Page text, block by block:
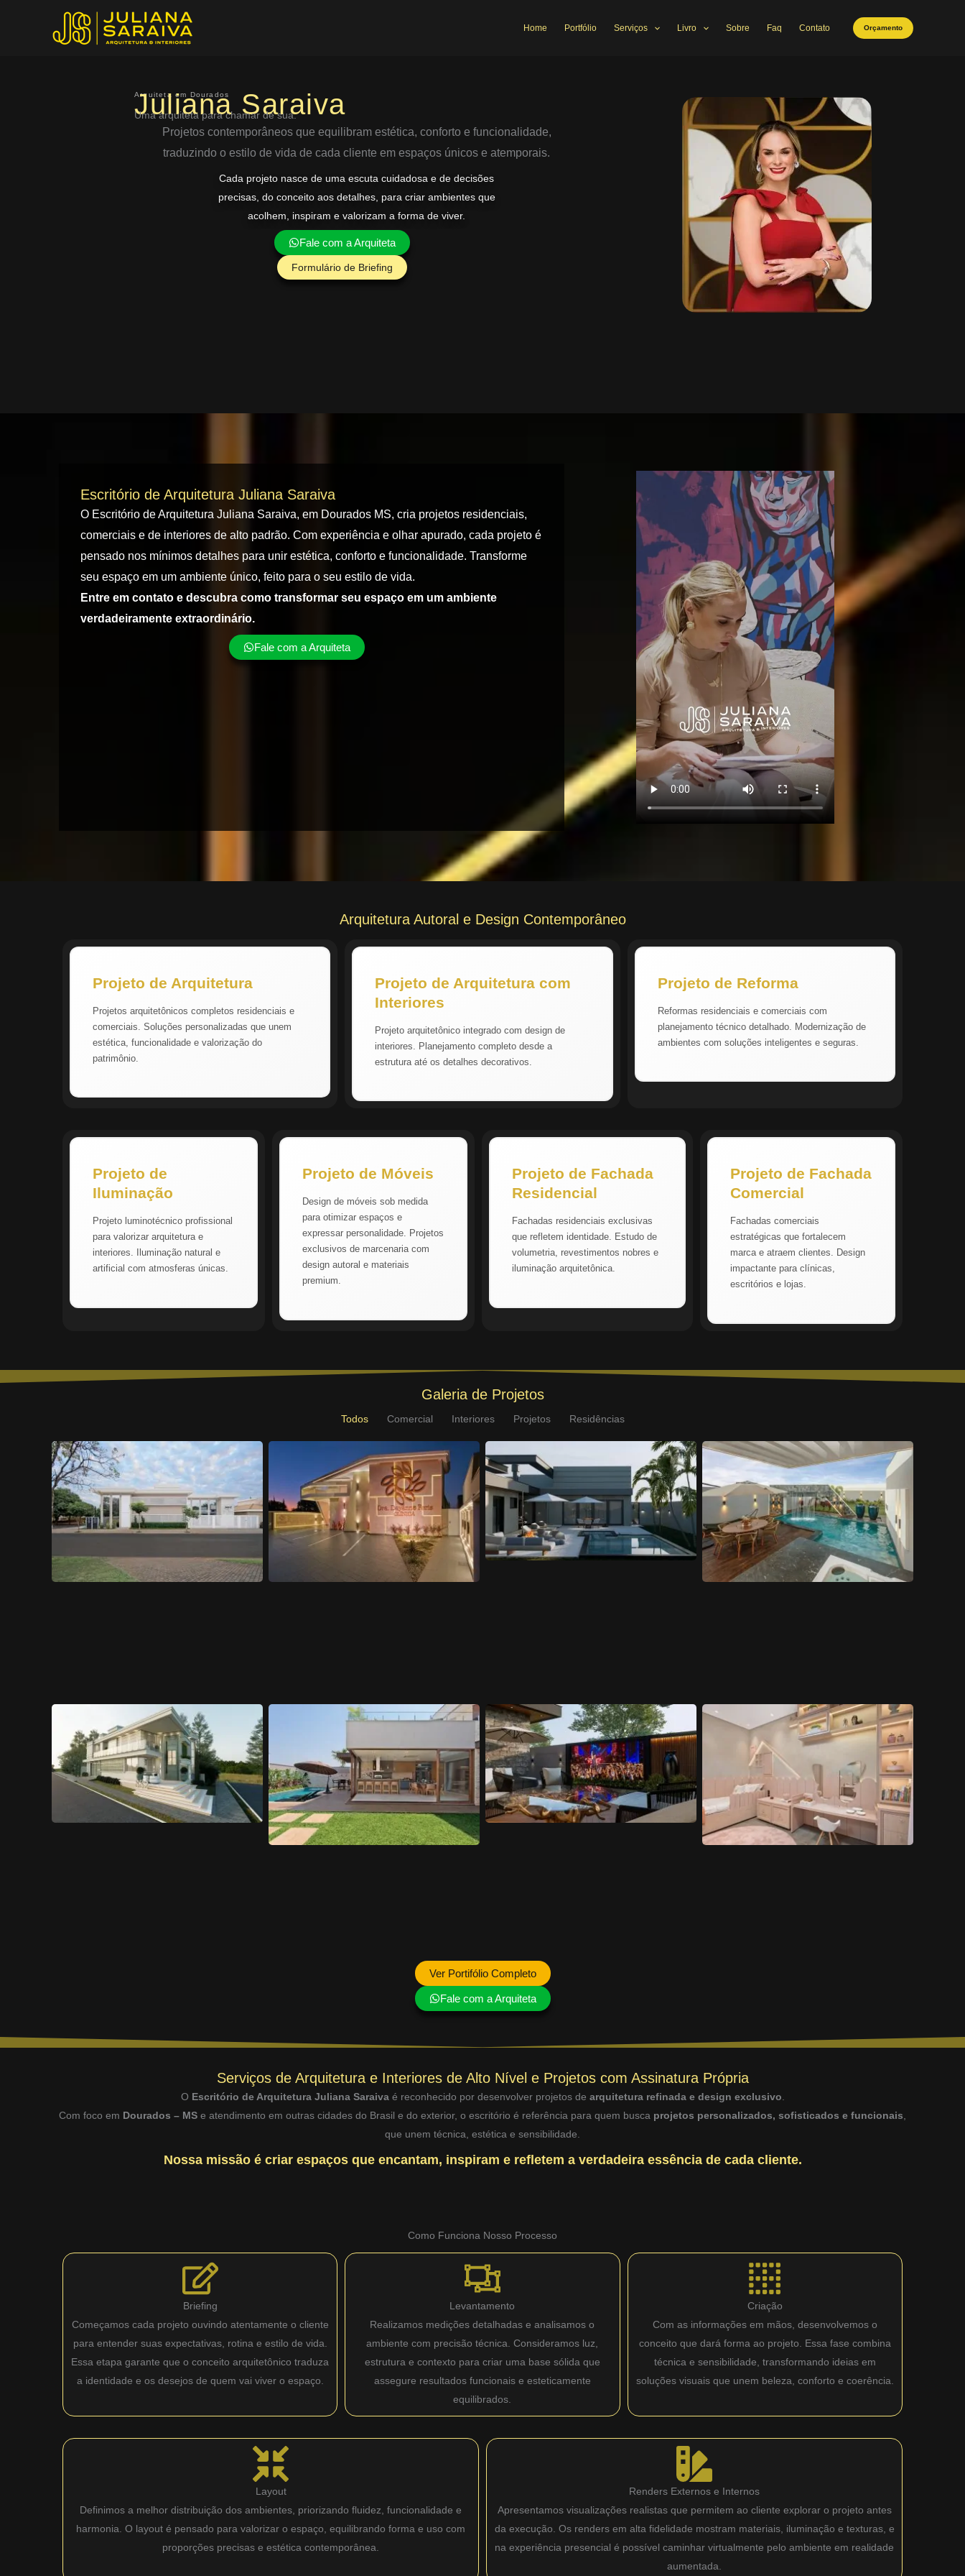
Home Portfólio Serviços Livro Sobre Faq Contato Orçamento
Arquiteta em Dourados
Juliana Saraiva
Uma arquiteta para chamar de sua.
Projetos contemporâneos que equilibram estética, conforto e funcionalidade,
traduzindo o estilo de vida de cada cliente em espaços únicos e atemporais.
Cada projeto nasce de uma escuta cuidadosa e de decisões
precisas, do conceito aos detalhes, para criar ambientes que
acolhem, inspiram e valorizam a forma de viver.
Fale com a Arquiteta
Formulário de Briefing
Escritório de Arquitetura Juliana Saraiva
O Escritório de Arquitetura Juliana Saraiva, em Dourados MS, cria projetos residenciais,
comerciais e de interiores de alto padrão. Com experiência e olhar apurado, cada projeto é
pensado nos mínimos detalhes para unir estética, conforto e funcionalidade. Transforme
seu espaço em um ambiente único, feito para o seu estilo de vida.
Entre em contato e descubra como transformar seu espaço em um ambiente
verdadeiramente extraordinário.
Fale com a Arquiteta
Arquitetura Autoral e Design Contemporâneo
Projeto de Arquitetura
Projetos arquitetônicos completos residenciais e
comerciais. Soluções personalizadas que unem
estética, funcionalidade e valorização do
patrimônio.
Projeto de Arquitetura com
Interiores
Projeto arquitetônico integrado com design de
interiores. Planejamento completo desde a
estrutura até os detalhes decorativos.
Projeto de Reforma
Reformas residenciais e comerciais com
planejamento técnico detalhado. Modernização de
ambientes com soluções inteligentes e seguras.
Projeto de
Iluminação
Projeto luminotécnico profissional
para valorizar arquitetura e
interiores. Iluminação natural e
artificial com atmosferas únicas.
Projeto de Móveis
Design de móveis sob medida
para otimizar espaços e
expressar personalidade. Projetos
exclusivos de marcenaria com
design autoral e materiais
premium.
Projeto de Fachada
Residencial
Fachadas residenciais exclusivas
que refletem identidade. Estudo de
volumetria, revestimentos nobres e
iluminação arquitetônica.
Projeto de Fachada
Comercial
Fachadas comerciais
estratégicas que fortalecem
marca e atraem clientes. Design
impactante para clínicas,
escritórios e lojas.
Galeria de Projetos
Todos Comercial Interiores Projetos Residências
Ver Portifólio Completo
Fale com a Arquiteta
Serviços de Arquitetura e Interiores de Alto Nível e Projetos com Assinatura Própria
O Escritório de Arquitetura Juliana Saraivaé reconhecido por desenvolver projetos de arquitetura refinada e design exclusivo.
Com foco em Dourados – MS e atendimento em outras cidades do Brasil e do exterior, o escritório é referência para quem busca projetos personalizados, sofisticados e funcionais,
que unem técnica, estética e sensibilidade.
Nossa missão é criar espaços que encantam, inspiram e refletem a verdadeira essência de cada cliente.
Como Funciona Nosso Processo
Briefing
Começamos cada projeto ouvindo atentamente o cliente
para entender suas expectativas, rotina e estilo de vida.
Essa etapa garante que o conceito arquitetônico traduza
a identidade e os desejos de quem vai viver o espaço.
Levantamento
Realizamos medições detalhadas e analisamos o
ambiente com precisão técnica. Consideramos luz,
estrutura e contexto para criar uma base sólida que
assegure resultados funcionais e esteticamente
equilibrados.
Criação
Com as informações em mãos, desenvolvemos o
conceito que dará forma ao projeto. Essa fase combina
técnica e sensibilidade, transformando ideias em
soluções visuais que unem beleza, conforto e coerência.
Layout
Definimos a melhor distribuição dos ambientes, priorizando fluidez, funcionalidade e
harmonia. O layout é pensado para valorizar o espaço, equilibrando forma e uso com
proporções precisas e estética contemporânea.
Renders Externos e Internos
Apresentamos visualizações realistas que permitem ao cliente explorar o projeto antes
da execução. Os renders em alta fidelidade mostram materiais, iluminação e texturas, e
na experiência presencial é possível caminhar virtualmente pelo ambiente em realidade
aumentada.